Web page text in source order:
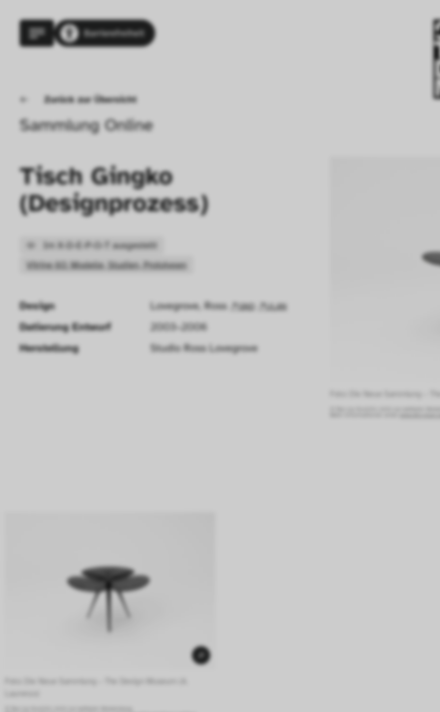
Barrierefreiheit
Zurück zur Übersicht
Sammlung Online
Tisch Gingko
(Designprozess)
Im X-D-E-P-O-T ausgestellt
Vitrine 60: Modelle, Studien, Prototypen
Design Lovegrove, Ross GND ULAN
Datierung Entwurf
2003–2006
Herstellung
Studio Ross Lovegrove